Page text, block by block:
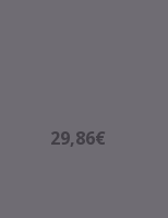
29,86€